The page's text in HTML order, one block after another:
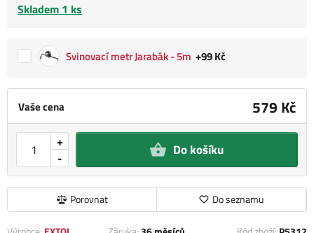
Vaše cena 579 Kč
-
+ Do košíku
Porovnat Do seznamu
Skladem 1 ks
Svinovací metr Jarabák - 5m +99 Kč